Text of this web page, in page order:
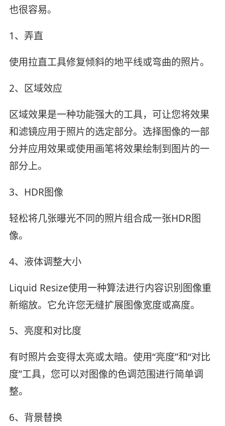
也很容易。
1、弄直
使用拉直工具修复倾斜的地平线或弯曲的照片。
2、区域效应
区域效果是一种功能强大的工具，可让您将效果
和滤镜应用于照片的选定部分。选择图像的一部
分并应用效果或使用画笔将效果绘制到图片的一
部分上。
3、HDR图像
轻松将几张曝光不同的照片组合成一张HDR图
像。
4、液体调整大小
Liquid Resize使用一种算法进行内容识别图像重
新缩放。它允许您无缝扩展图像宽度或高度。
5、亮度和对比度
有时照片会变得太亮或太暗。使用“亮度”和“对比
度”工具，您可以对图像的色调范围进行简单调
整。
6、背景替换